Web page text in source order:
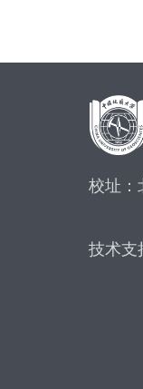
校址：
技术支